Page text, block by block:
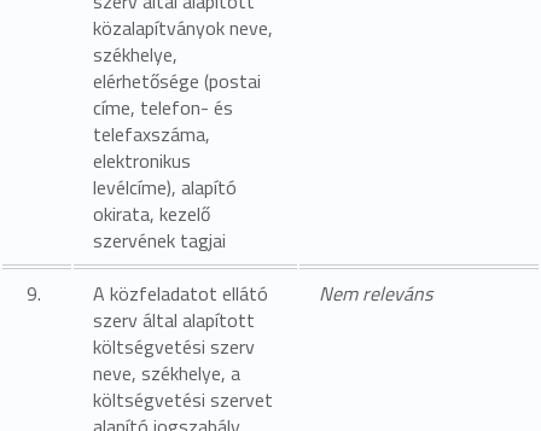
közalapítványok neve,
székhelye,
elérhetősége (postai
címe, telefon- és
telefaxszáma,
elektronikus
levélcíme), alapító
okirata, kezelő
szervének tagjai
9.
A közfeladatot ellátó
szerv által alapított
költségvetési szerv
neve, székhelye, a
költségvetési szervet
Nem releváns